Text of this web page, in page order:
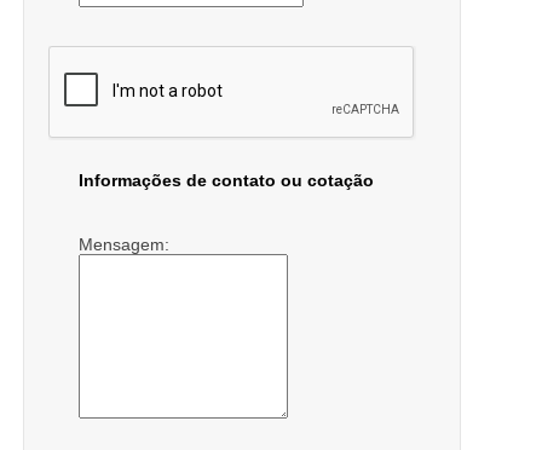
Informações de contato ou cotação
Mensagem: